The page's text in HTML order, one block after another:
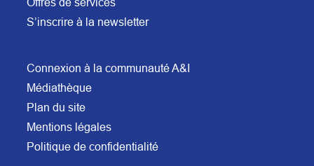
S’inscrire à la newsletter
Connexion à la communauté A&I
Médiathèque
Plan du site
Mentions légales
Politique de confidentialité